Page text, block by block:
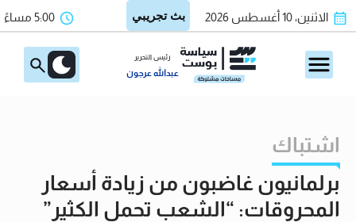
الاثنين، 10 أغسطس 2026 5:00 مساءً
رئيس التحرير
عبدالله عرجون
اشتباك
برلمانيون غاضبون من زيادة أسعار
المحروقات: “الشعب تحمل الكثير”